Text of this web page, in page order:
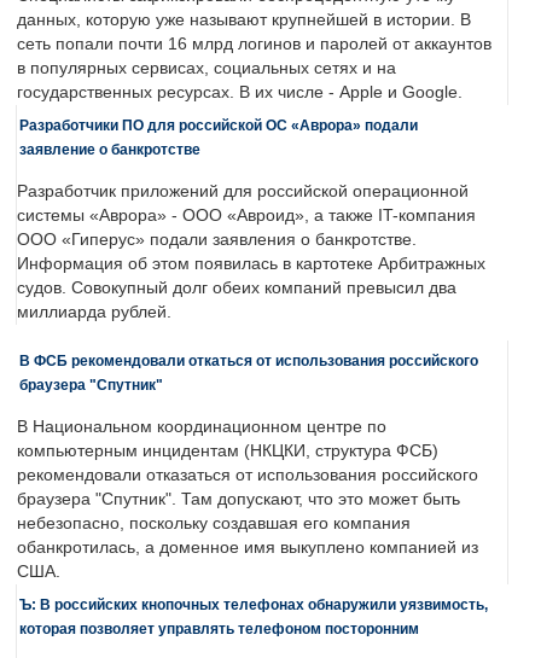
данных, которую уже называют крупнейшей в истории. В
сеть попали почти 16 млрд логинов и паролей от аккаунтов
в популярных сервисах, социальных сетях и на
государственных ресурсах. В их числе - Apple и Google.
Разработчики ПО для российской ОС «Аврора» подали
заявление о банкротстве
Разработчик приложений для российской операционной
системы «Аврора» - ООО «Авроид», а также IT-компания
ООО «Гиперус» подали заявления о банкротстве.
Информация об этом появилась в картотеке Арбитражных
судов. Совокупный долг обеих компаний превысил два
миллиарда рублей.
В ФСБ рекомендовали откаться от использования российского
браузера "Спутник"
В Национальном координационном центре по
компьютерным инцидентам (НКЦКИ, структура ФСБ)
рекомендовали отказаться от использования российского
браузера "Спутник". Там допускают, что это может быть
небезопасно, поскольку создавшая его компания
обанкротилась, а доменное имя выкуплено компанией из
США.
Ъ: В российских кнопочных телефонах обнаружили уязвимость,
которая позволяет управлять телефоном посторонним